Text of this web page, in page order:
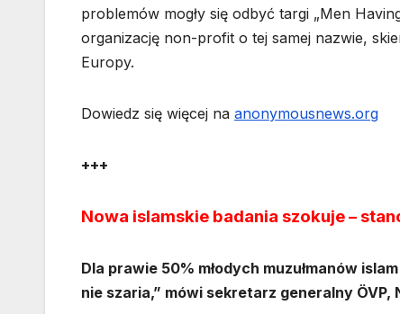
problemów mogły się odbyć targi „Men
organizację non-profit o tej samej nazwie,
Europy.
Dowiedz się więcej na anonymousnews.org
+++
Nowa islamskie badania szokuje –
Dla prawie 50% młodych muzułmanów
nie szaria,” mówi sekretarz generalny